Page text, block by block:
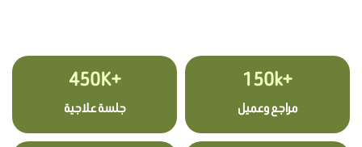
+150k
مراجع وعميل
+450K
جلسة علاجية